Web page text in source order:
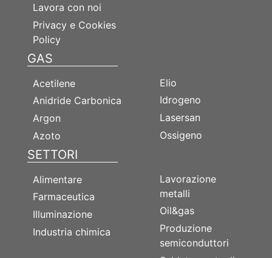
Lavora con noi
Privacy e Cookies
Policy
GAS
Acetilene
Anidride Carbonica
Argon
Azoto
Elio
Idrogeno
Lasersan
Ossigeno
SETTORI
Alimentare
Farmaceutica
Illuminazione
Industria chimica
Lavorazione
metalli
Oil&gas
Produzione
semiconduttori